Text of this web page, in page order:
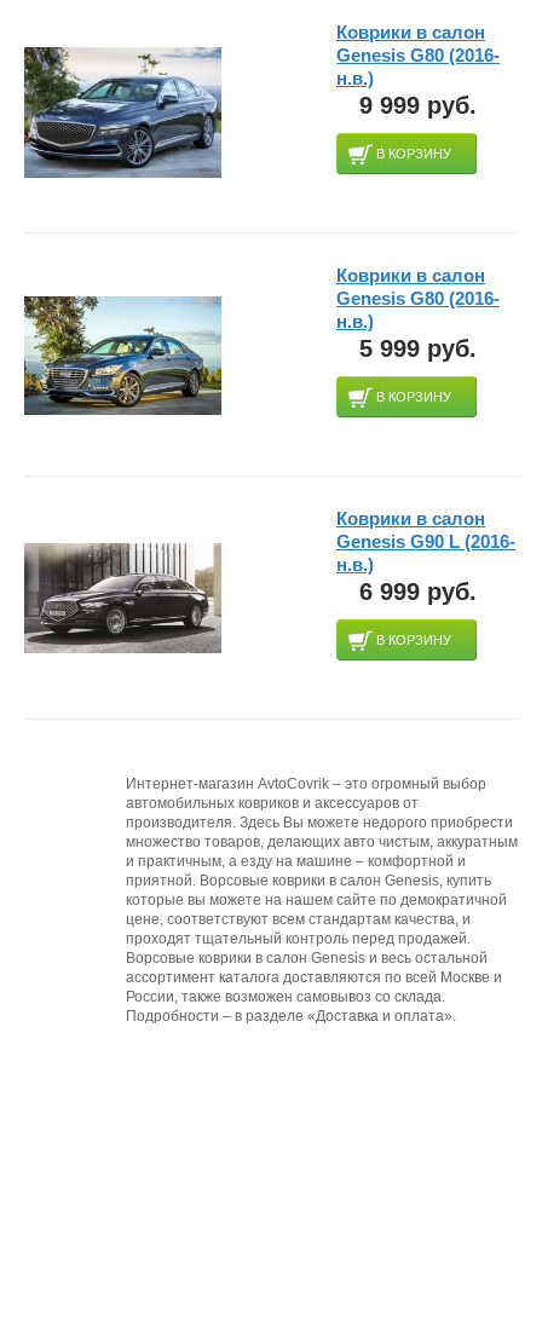
Коврики в салон
Genesis G80 (2016-
н.в.)
9 999 руб.
В КОРЗИНУ
Коврики в салон
Genesis G80 (2016-
н.в.)
5 999 руб.
В КОРЗИНУ
Коврики в салон
Genesis G90 L (2016-
н.в.)
6 999 руб.
В КОРЗИНУ
Интернет-магазин AvtoCovrik – это огромный выбор
автомобильных ковриков и аксессуаров от
производителя. Здесь Вы можете недорого приобрести
множество товаров, делающих авто чистым, аккуратным
и практичным, а езду на машине – комфортной и
приятной. Ворсовые коврики в салон Genesis, купить
которые вы можете на нашем сайте по демократичной
цене, соответствуют всем стандартам качества, и
проходят тщательный контроль перед продажей.
Ворсовые коврики в салон Genesis и весь остальной
ассортимент каталога доставляются по всей Москве и
России, также возможен самовывоз со склада.
Подробности – в разделе «Доставка и оплата».